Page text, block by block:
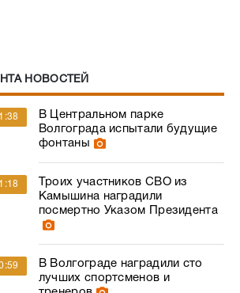
НОВОСТЕЙ
В Центральном парке
Волгограда испытали будущие
фонтаны
Троих участников СВО из
Камышина наградили
посмертно Указом Президента
В Волгограде наградили сто
лучших спортсменов и